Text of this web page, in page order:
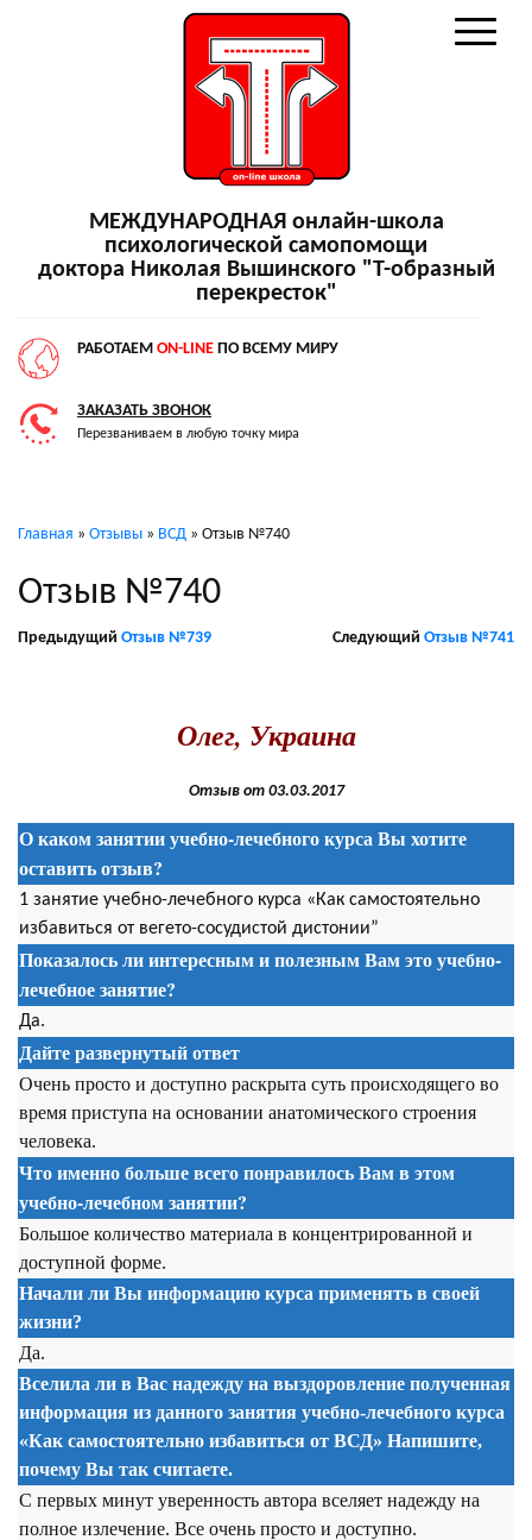
МЕЖДУНАРОДНАЯ онлайн-школа
психологической самопомощи
доктора Николая Вышинского "Т-образный
перекресток"
РАБОТАЕМ ON-LINE ПО ВСЕМУ МИРУ
ЗАКАЗАТЬ ЗВОНОК
Перезваниваем в любую точку мира
Главная » Отзывы » ВСД » Отзыв №740
Отзыв №740
Предыдущий Отзыв №739 Следующий Отзыв №741
Олег, Украина
Отзыв от 03.03.2017
О каком занятии учебно-лечебного курса Вы хотите
оставить отзыв?
1 занятие учебно-лечебного курса «Как самостоятельно
избавиться от вегето-сосудистой дистонии”
Показалось ли интересным и полезным Вам это учебно-
лечебное занятие?
Да.
Дайте развернутый ответ
Очень просто и доступно раскрыта суть происходящего во
время приступа на основании анатомического строения
человека.
Что именно больше всего понравилось Вам в этом
учебно-лечебном занятии?
Большое количество материала в концентрированной и
доступной форме.
Начали ли Вы информацию курса применять в своей
жизни?
Да.
Вселила ли в Вас надежду на выздоровление полученная
информация из данного занятия учебно-лечебного курса
«Как самостоятельно избавиться от ВСД» Напишите,
почему Вы так считаете.
С первых минут уверенность автора вселяет надежду на
полное излечение. Все очень просто и доступно.